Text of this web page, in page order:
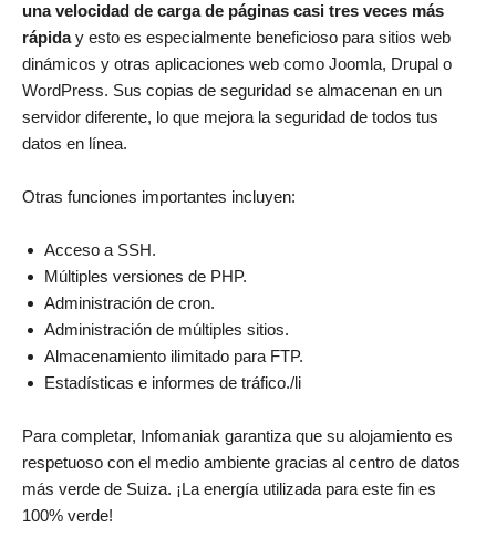
una velocidad de carga de páginas casi tres veces más
rápiday esto es especialmente beneficioso para sitios web
dinámicos y otras aplicaciones web como Joomla, Drupal o
WordPress. Sus copias de seguridad se almacenan en un
servidor diferente, lo que mejora la seguridad de todos tus
datos en línea.
Otras funciones importantes incluyen:
Acceso a SSH.
Múltiples versiones de PHP.
Administración de cron.
Administración de múltiples sitios.
Almacenamiento ilimitado para FTP.
Estadísticas e informes de tráfico./li
Para completar, Infomaniak garantiza que su alojamiento es
respetuoso con el medio ambiente gracias al centro de datos
más verde de Suiza. ¡La energía utilizada para este fin es
100% verde!